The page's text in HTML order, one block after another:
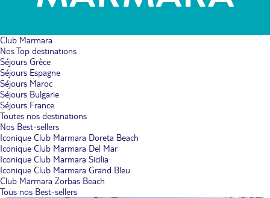
Club Marmara
Nos Top destinations
Séjours Grèce
Séjours Espagne
Séjours Maroc
Séjours Bulgarie
Séjours France
Toutes nos destinations
Nos Best-sellers
Iconique Club Marmara Doreta Beach
Iconique Club Marmara Del Mar
Iconique Club Marmara Sicilia
Iconique Club Marmara Grand Bleu
Club Marmara Zorbas Beach
Tous nos Best-sellers